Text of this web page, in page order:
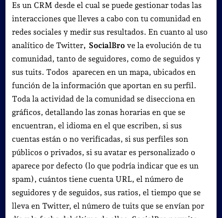
Es un CRM desde el cual se puede gestionar todas las
interacciones que lleves a cabo con tu comunidad en
redes sociales y medir sus resultados. En cuanto al uso
analítico de Twitter, SocialBrove la evolución de tu
comunidad, tanto de seguidores, como de seguidos y
sus tuits. Todos aparecen en un mapa, ubicados en
función de la información que aportan en su perfil.
Toda la actividad de la comunidad se disecciona en
gráficos, detallando las zonas horarias en que se
encuentran, el idioma en el que escriben, si sus
cuentas están o no verificadas, si sus perfiles son
públicos o privados, si su avatar es personalizado o
aparece por defecto (lo que podría indicar que es un
spam), cuántos tiene cuenta URL, el número de
seguidores y de seguidos, sus ratios, el tiempo que se
lleva en Twitter, el número de tuits que se envían por